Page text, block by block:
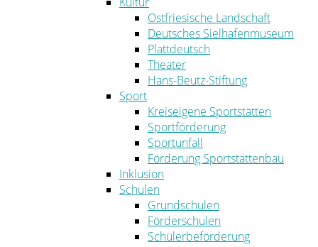
Ostfriesische Landschaft
Deutsches Sielhafenmuseum
Plattdeutsch
Theater
Hans-Beutz-Stiftung
Sport
Kreiseigene Sportstätten
Sportförderung
Sportunfall
Förderung Sportstättenbau
Inklusion
Schulen
Grundschulen
Förderschulen
Schülerbeförderung